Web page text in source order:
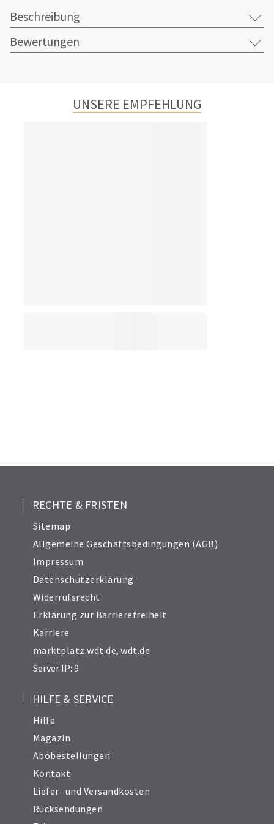
Beschreibung
Bewertungen
UNSERE EMPFEHLUNG
RECHTE & FRISTEN
Sitemap
Allgemeine Geschäftsbedingungen (AGB)
Impressum
Datenschutzerklärung
Widerrufsrecht
Erklärung zur Barrierefreiheit
Karriere
marktplatz.wdt.de,wdt.de
Server IP: 9
HILFE & SERVICE
Hilfe
Magazin
Abobestellungen
Kontakt
Liefer- und Versandkosten
Rücksendungen